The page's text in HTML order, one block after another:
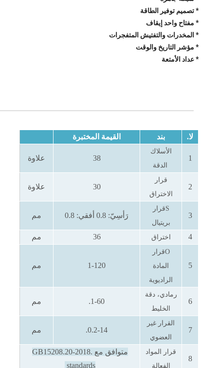
* تصميم توفير الطاقة
* مفتاح واحد إيقاف
* المخدرات والتفتيش المتفجرات
* مؤشر التاريخ والوقت
* عداد الأمتعة
لا. بند القيمة المختبرة
1
الأسلاك
الدقة
38 علاوة
2
قرار
الاختراق
30 علاوة
3
Sقرار
بريتيال
رَأسِيّ: 0.8 أفقي: 0.8 مم
4 اختراق 36 مم
5
Oقرار
المادة
الراديوية
1-120 مم
6
رمادي، دقة
الخليط
1-60. مم
7
القرار غير
العضوي
0.2-14. مم
8
قرار المواد
الفعالة
متوافق مع GB15208.20-2018.
standards